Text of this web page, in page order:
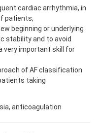
cardiac arrhythmia, in
patients,
beginning or underlying
stability and to avoid
very important skill for
of AF classification
taking
anticoagulation